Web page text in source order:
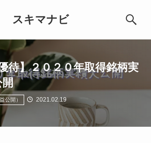
スキマナビ
待】２０２０年取得銘柄実
開
公開） 2021.02.19